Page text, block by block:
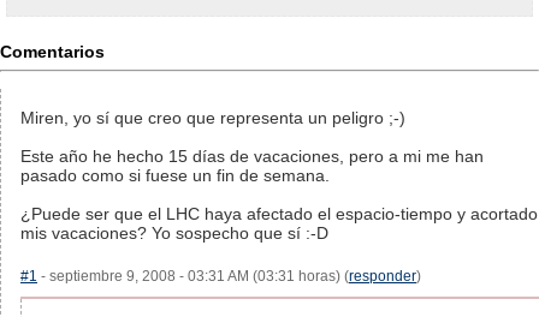
Comentarios
Miren, yo sí que creo que representa un peligro ;-)
Este año he hecho 15 días de vacaciones, pero a mi me han
pasado como si fuese un fin de semana.
¿Puede ser que el LHC haya afectado el espacio-tiempo y acortado
mis vacaciones? Yo sospecho que sí :-D
#1 - septiembre 9, 2008 - 03:31 AM (03:31 horas) (responder)